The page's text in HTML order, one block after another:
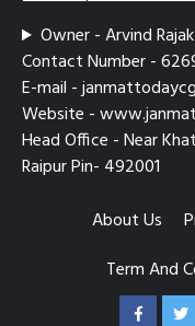
Owner - Arvind Rajak
Contact Number -
E-mail -
Website -
Head Office - Near
Raipur Pin- 492001
About Us
Term And
Facebook